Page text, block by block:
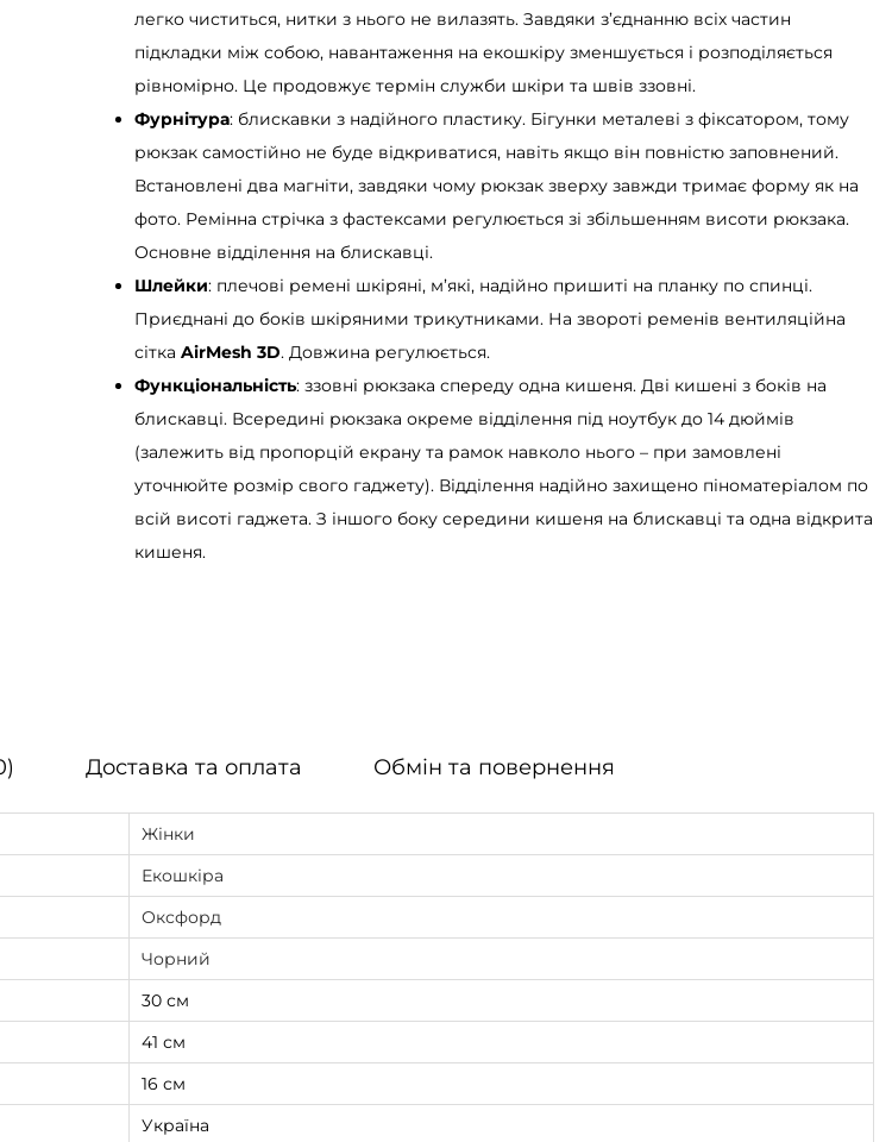
l
T
o
p
M
i
l
t
o
n
ч
о
р
н
и
й
ь
легко чиститься, нитки з нього не вилазять. Завдяки з’єднанню всіх частин
підкладки між собою, навантаження на екошкіру зменшується і розподіляється
рівномірно. Це продовжує термін служби шкіри та швів ззовні.
Фурнітура: блискавки з надійного пластику. Бігунки металеві з фіксатором, тому
рюкзак самостійно не буде відкриватися, навіть якщо він повністю заповнений.
Встановлені два магніти, завдяки чому рюкзак зверху завжди тримає форму як на
фото. Ремінна стрічка з фастексами регулюється зі збільшенням висоти рюкзака.
Основне відділення на блискавці.
Шлейки: плечові ремені шкіряні, м’які, надійно пришиті на планку по спинці.
Приєднані до боків шкіряними трикутниками. На звороті ременів вентиляційна
сітка AirMesh 3D. Довжина регулюється.
Функціональність: ззовні рюкзака спереду одна кишеня. Дві кишені з боків на
блискавці. Всередині рюкзака окреме відділення під ноутбук до 14 дюймів
(залежить від пропорцій екрану та рамок навколо нього – при замовлені
уточнюйте розмір свого гаджету). Відділення надійно захищено піноматеріалом по
всій висоті гаджета. З іншого боку середини кишеня на блискавці та одна відкрита
кишеня.
Доставка та оплата Обмін та повернення
Жінки
Екошкіра
Оксфорд
Чорний
30 см
41 см
16 см
Україна